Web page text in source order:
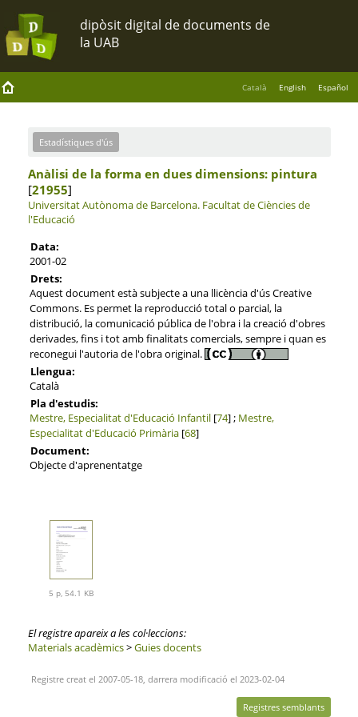
Català English Español
Estadístiques d'ús
Anàlisi de la forma en dues dimensions: pintura
[21955]
Universitat Autònoma de Barcelona. Facultat de Ciències de
l'Educació
Data:
2001-02
Drets:
Aquest document està subjecte a una llicència d'ús Creative
Commons. Es permet la reproducció total o parcial, la
distribució, la comunicació pública de l'obra i la creació d'obres
derivades, fins i tot amb finalitats comercials, sempre i quan es
reconegui l'autoria de l'obra original.
Llengua:
Català
Pla d'estudis:
Mestre, Especialitat d'Educació Infantil[74] ; Mestre,
Especialitat d'Educació Primària[68]
Document:
Objecte d'aprenentatge
5 p, 54.1 KB
El registre apareix a les col·leccions:
Materials acadèmics>Guies docents
Registre creat el 2007-05-18, darrera modificació el 2023-02-04
Registres semblants